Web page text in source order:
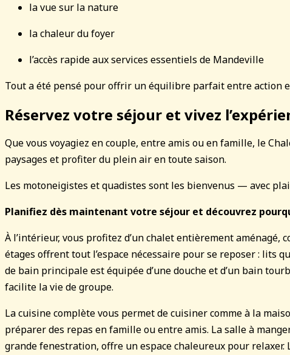
la vue sur la nature
la chaleur du foyer
l’accès rapide aux services essentiels de Mandeville
Tout a été pensé pour offrir un équilibre parfait entre action
Réservez votre séjour et vivez
Que vous voyagiez en couple, entre amis ou en famille, le
paysages et profiter du plein air en toute saison.
Les motoneigistes et quadistes sont les bienvenus — avec
Planifiez dès maintenant votre séjour et découvrez
À l’intérieur, vous profitez d’un chalet entièrement
étages offrent tout l’espace nécessaire pour se reposer : lits
de bain principale est équipée d’une douche et d’un bain
facilite la vie de groupe.
La cuisine complète vous permet de cuisiner comme à la
préparer des repas en famille ou entre amis. La salle à
grande fenestration, offre un espace chaleureux pour